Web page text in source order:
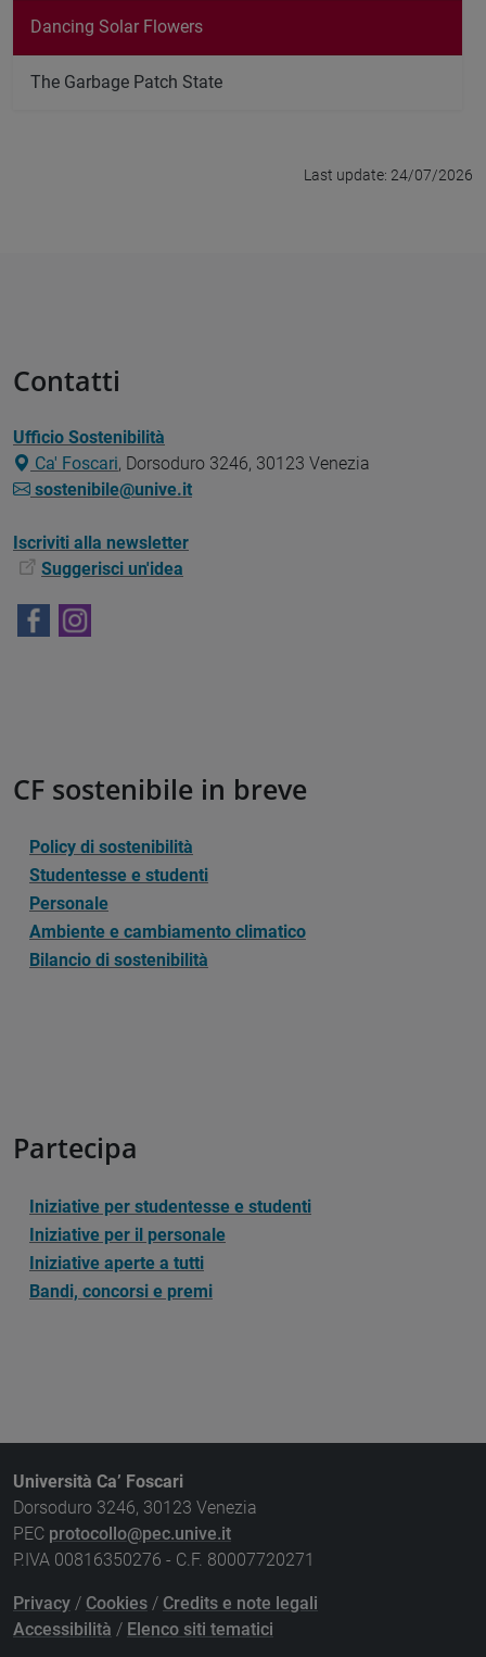
Dancing Solar Flowers
The Garbage Patch State
Last update: 24/07/2026
Contatti
Ufficio Sostenibilità
Ca' Foscari, Dorsoduro 3246, 30123 Venezia
sostenibile@unive.it
Iscriviti alla newsletter
Suggerisci un'idea
CF sostenibile in breve
Policy di sostenibilità
Studentesse e studenti
Personale
Ambiente e cambiamento climatico
Bilancio di sostenibilità
Partecipa
Iniziative per studentesse e studenti
Iniziative per il personale
Iniziative aperte a tutti
Bandi, concorsi e premi
Università Ca’ Foscari
Dorsoduro 3246, 30123 Venezia
PEC protocollo@pec.unive.it
P.IVA 00816350276 - C.F. 80007720271
Privacy / Cookies / Credits e note legali
Accessibilità / Elenco siti tematici